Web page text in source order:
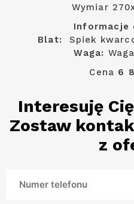
Wymiar
Informacje
Blat: Spiek
Waga:
Cena 6
Interesuję
Zostaw
z